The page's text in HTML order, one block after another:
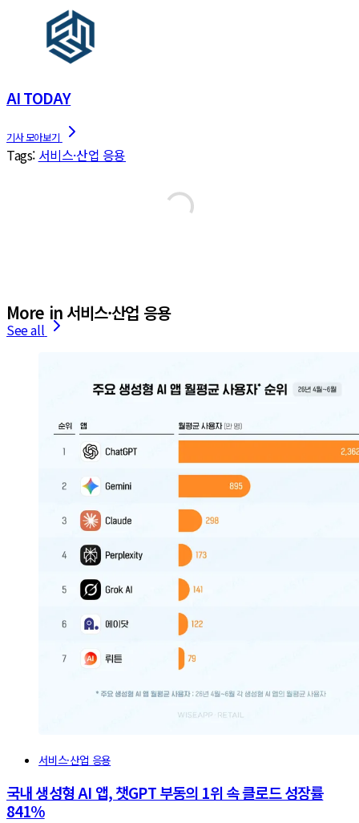
AI TODAY
Tags: 서비스·산업 응용
More in 서비스·산업 응용
See all
서비스·산업 응용
국내 생성형 AI 앱, 챗GPT 부동의 1위 속 클로드 성장률
841%